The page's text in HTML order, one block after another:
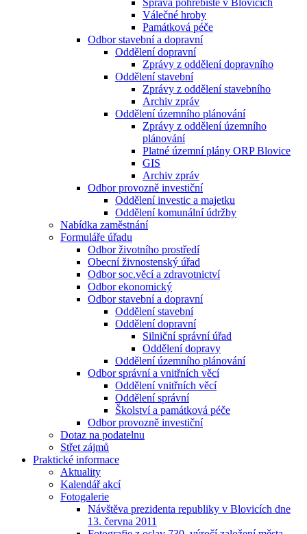
Správa pohřebiště v Blovicích
Válečné hroby
Památková péče
Odbor stavební a dopravní
Oddělení dopravní
Zprávy z oddělení dopravního
Oddělení stavební
Zprávy z oddělení stavebního
Archiv zpráv
Oddělení územního plánování
Zprávy z oddělení územního
plánování
Platné územní plány ORP Blovice
GIS
Archiv zpráv
Odbor provozně investiční
Oddělení investic a majetku
Oddělení komunální údržby
Nabídka zaměstnání
Formuláře úřadu
Odbor životního prostředí
Obecní živnostenský úřad
Odbor soc.věcí a zdravotnictví
Odbor ekonomický
Odbor stavební a dopravní
Oddělení stavební
Oddělení dopravní
Silniční správní úřad
Oddělení dopravy
Oddělení územního plánování
Odbor správní a vnitřních věcí
Oddělení vnitřních věcí
Oddělení správní
Školství a památková péče
Odbor provozně investiční
Dotaz na podatelnu
Střet zájmů
Praktické informace
Aktuality
Kalendář akcí
Fotogalerie
Návštěva prezidenta republiky v Blovicích dne
13. června 2011